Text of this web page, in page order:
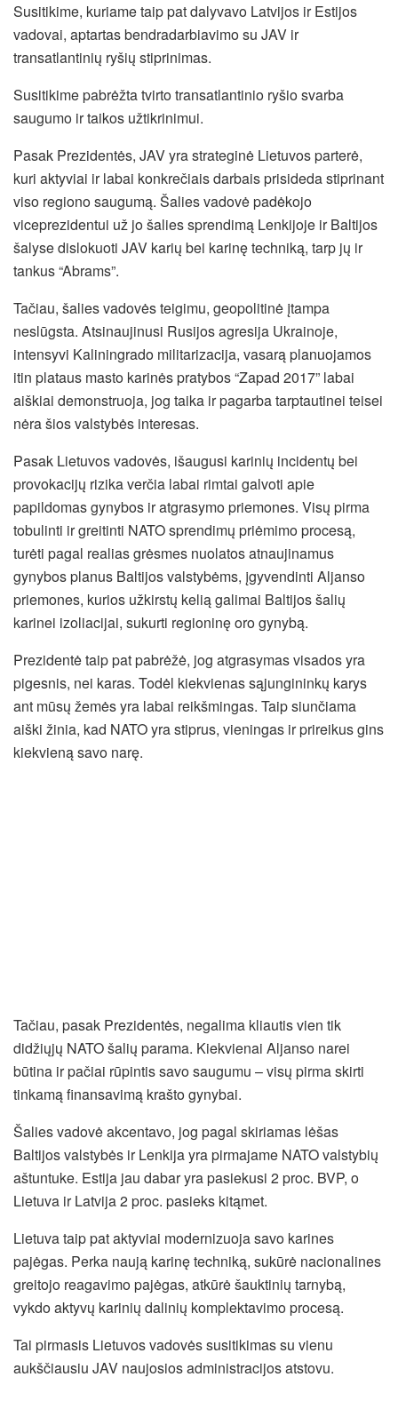
Susitikime, kuriame taip pat dalyvavo Latvijos ir Estijos
vadovai, aptartas bendradarbiavimo su JAV ir
transatlantinių ryšių stiprinimas.
Susitikime pabrėžta tvirto transatlantinio ryšio svarba
saugumo ir taikos užtikrinimui.
Pasak Prezidentės, JAV yra strateginė Lietuvos parterė,
kuri aktyviai ir labai konkrečiais darbais prisideda stiprinant
viso regiono saugumą. Šalies vadovė padėkojo
viceprezidentui už jo šalies sprendimą Lenkijoje ir Baltijos
šalyse dislokuoti JAV karių bei karinę techniką, tarp jų ir
tankus “Abrams”.
Tačiau, šalies vadovės teigimu, geopolitinė įtampa
neslūgsta. Atsinaujinusi Rusijos agresija Ukrainoje,
intensyvi Kaliningrado militarizacija, vasarą planuojamos
itin plataus masto karinės pratybos “Zapad 2017” labai
aiškiai demonstruoja, jog taika ir pagarba tarptautinei teisei
nėra šios valstybės interesas.
Pasak Lietuvos vadovės, išaugusi karinių incidentų bei
provokacijų rizika verčia labai rimtai galvoti apie
papildomas gynybos ir atgrasymo priemones. Visų pirma
tobulinti ir greitinti NATO sprendimų priėmimo procesą,
turėti pagal realias grėsmes nuolatos atnaujinamus
gynybos planus Baltijos valstybėms, įgyvendinti Aljanso
priemones, kurios užkirstų kelią galimai Baltijos šalių
karinei izoliacijai, sukurti regioninę oro gynybą.
Prezidentė taip pat pabrėžė, jog atgrasymas visados yra
pigesnis, nei karas. Todėl kiekvienas sąjungininkų karys
ant mūsų žemės yra labai reikšmingas. Taip siunčiama
aiški žinia, kad NATO yra stiprus, vieningas ir prireikus gins
kiekvieną savo narę.
Tačiau, pasak Prezidentės, negalima kliautis vien tik
didžiųjų NATO šalių parama. Kiekvienai Aljanso narei
būtina ir pačiai rūpintis savo saugumu – visų pirma skirti
tinkamą finansavimą krašto gynybai.
Šalies vadovė akcentavo, jog pagal skiriamas lėšas
Baltijos valstybės ir Lenkija yra pirmajame NATO valstybių
aštuntuke. Estija jau dabar yra pasiekusi 2 proc. BVP, o
Lietuva ir Latvija 2 proc. pasieks kitąmet.
Lietuva taip pat aktyviai modernizuoja savo karines
pajėgas. Perka naują karinę techniką, sukūrė nacionalines
greitojo reagavimo pajėgas, atkūrė šauktinių tarnybą,
vykdo aktyvų karinių dalinių komplektavimo procesą.
Tai pirmasis Lietuvos vadovės susitikimas su vienu
aukščiausiu JAV naujosios administracijos atstovu.